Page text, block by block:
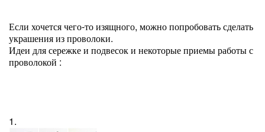
Если хочется чего-то изящного, можно попробовать сделать
украшения из проволоки.
Идеи для сережке и подвесок и некоторые приемы работы с
проволокой :
1.